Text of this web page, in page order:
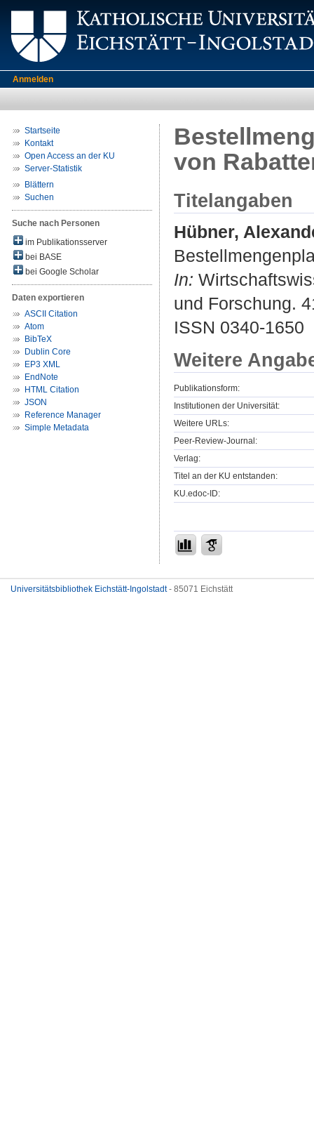
Anmelden
Startseite
Kontakt
Open Access an der KU
Server-Statistik
Blättern
Suchen
Suche nach Personen
im Publikationsserver
bei BASE
bei Google Scholar
Daten exportieren
ASCII Citation
Atom
BibTeX
Dublin Core
EP3 XML
EndNote
HTML Citation
JSON
Reference Manager
Simple Metadata
von
Titelangaben
Hübner,
In:
und Forschung.
ISSN 0340-1650
Weitere
Publikationsform:
Institutionen der Universität:
Weitere URLs:
Peer-Review-Journal:
Verlag:
Titel an der KU entstanden:
KU.edoc-ID:
Universitätsbibliothek Eichstätt-Ingolstadt- 85071 Eichstätt